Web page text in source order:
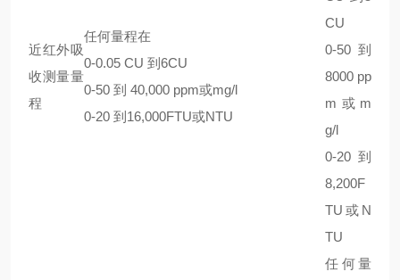
近红外吸
收测量量
程
任何量程在
0-0.05 CU 到6CU
0-50 到 40,000 ppm或mg/l
0-20 到16,000FTU或NTU
CU
0-50 到
8000 pp
m或m
g/l
0-20 到
8,200F
TU或N
TU
任何量